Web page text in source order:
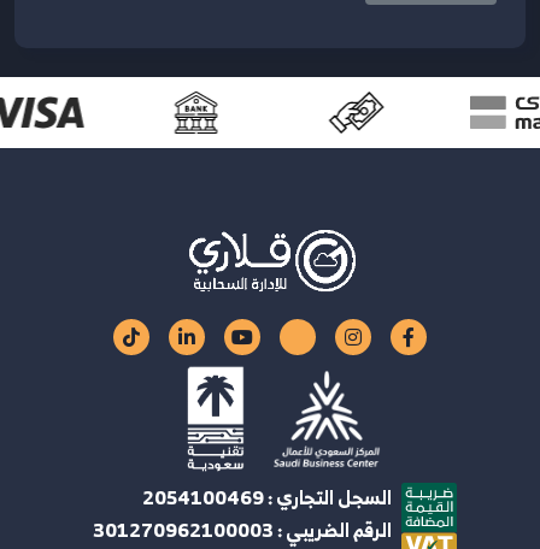
السجل التجاري : 2054100469
الرقم الضريبي : 301270962100003